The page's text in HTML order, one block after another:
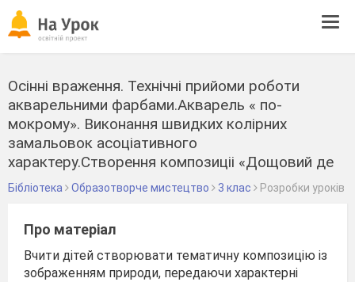
Осінні враження. Технічні прийоми роботи
акварельними фарбами.Акварель « по-
мокрому». Виконання швидких колірних
замальовок асоціативного
характеру.Створення композиціі «Дощовий де
Бібліотека Образотворче мистецтво 3 клас Розробки уроків
Про матеріал
Вчити дітей створювати тематичну композицію із
зображенням природи, передаючи характерні